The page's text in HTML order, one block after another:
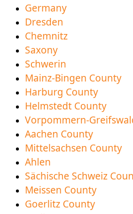
Germany
Dresden
Chemnitz
Saxony
Schwerin
Mainz-Bingen County
Harburg County
Helmstedt County
Vorpommern-
Aachen County
Mittelsachsen County
Ahlen
Sächische Schweiz
Meissen County
Goerlitz County